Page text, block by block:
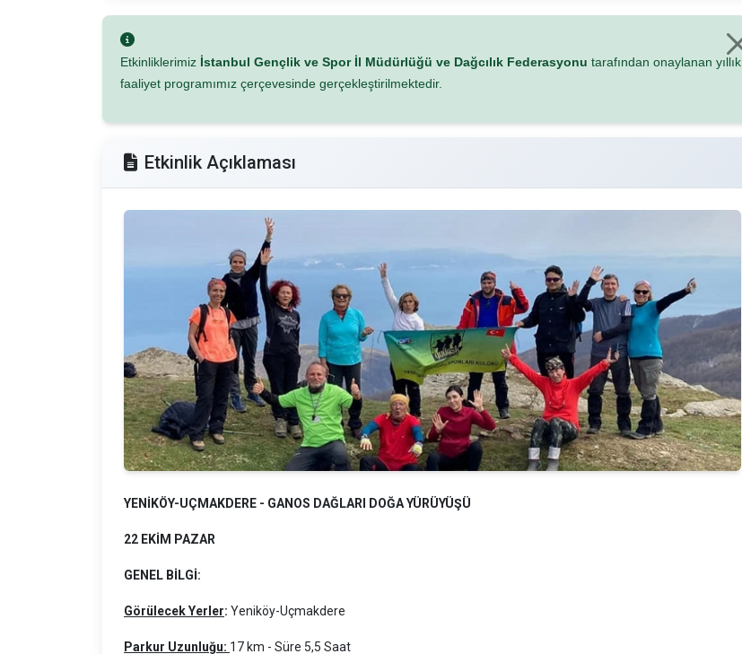
Etkinliklerimiz İstanbul Gençlik ve Spor İl Müdürlüğü ve Dağcılık Federasyonu tarafından onaylanan yıllık
faaliyet programımız çerçevesinde gerçekleştirilmektedir.
Etkinlik Açıklaması
YENİKÖY-UÇMAKDERE - GANOS DAĞLARI DOĞA YÜRÜYÜŞÜ
22 EKİM PAZAR
GENEL BİLGİ:
Görülecek Yerler: Yeniköy-Uçmakdere
Parkur Uzunluğu: 17 km - Süre 5,5 Saat